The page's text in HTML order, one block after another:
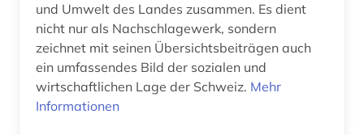
sachsen (2)
schleswig-holstein (1)
schulden (1)
und Umwelt des Landes zusammen. Es dient
nicht nur als Nachschlagewerk, sondern
zeichnet mit seinen Übersichtsbeiträgen auch
ein umfassendes Bild der sozialen und
wirtschaftlichen Lage der Schweiz. Mehr
Informationen